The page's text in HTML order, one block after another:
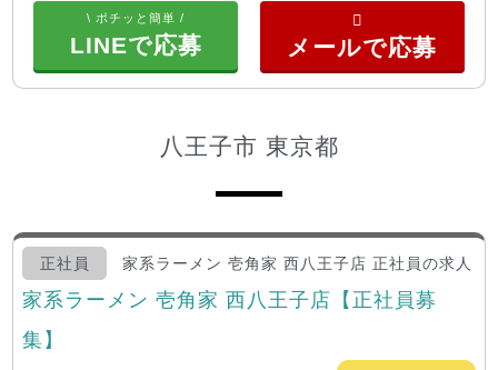
\ ポチッと簡単 /
LINEで応募
八王子市 東京都
正社員 家系ラーメン 壱角家 西八王子店 正社員の求人
家系ラーメン 壱角家 西八王子店【正社員募
集】